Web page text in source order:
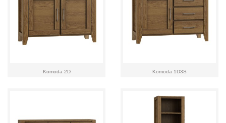
Komoda 2D Komoda 1D3S